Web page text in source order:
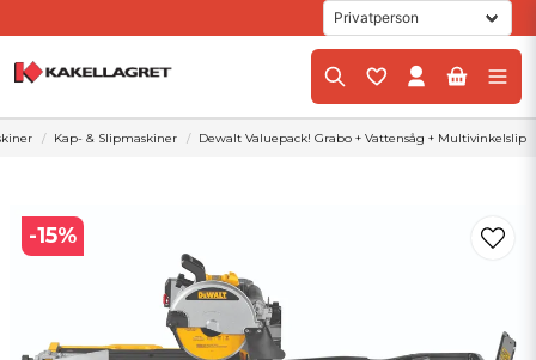
Kap- & Slipmaskiner Dewalt Valuepack! Grabo + Vattensåg + Multivinkelslip
-15%